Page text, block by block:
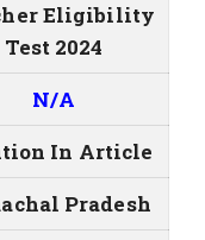
Eligibility
Test 2024
N/A
In Article
Pradesh